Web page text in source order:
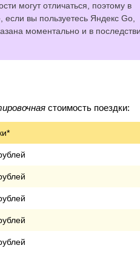
могут отличаться, поэтому в
вы пользуетесь Яндекс Go,
моментально и в
стоимость поездки: